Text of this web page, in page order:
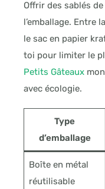
Offrir des sablés
l’emballage. Entre
le sac en papier
toi pour limiter le
Petits Gâteaux
avec écologie.
Type
d’emballage
Boîte en métal
réutilisable